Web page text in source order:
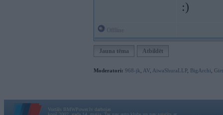
:)
Jauna tēma Atbildēt
Moderatori: 968-jk AV AiwaShuraLLP, BigArchi
Vortāls BMWPower.lv darbojas